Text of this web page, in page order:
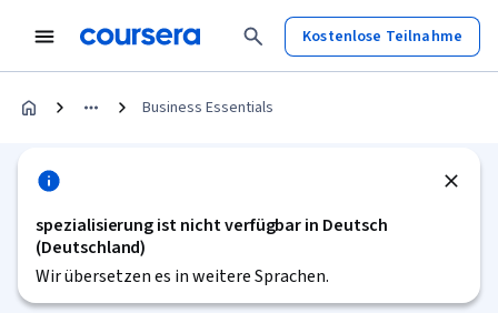
Kostenlose Teilnahme
Business Essentials
spezialisierung ist nicht verfügbar in Deutsch
(Deutschland)
Wir übersetzen es in weitere Sprachen.